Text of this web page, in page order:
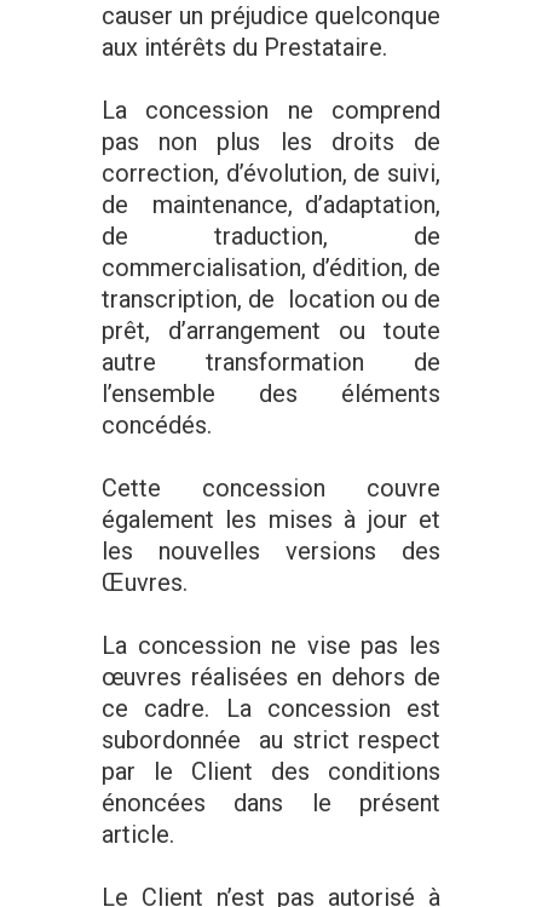
causer un préjudice quelconque
aux intérêts du Prestataire.
La concession ne comprend
pas non plus les droits de
correction, d’évolution, de suivi,
de maintenance, d’adaptation,
de traduction, de
commercialisation, d’édition, de
transcription, de location ou de
prêt, d’arrangement ou toute
autre transformation de
l’ensemble des éléments
concédés.
Cette concession couvre
également les mises à jour et
les nouvelles versions des
Œuvres.
La concession ne vise pas les
œuvres réalisées en dehors de
ce cadre. La concession est
subordonnée au strict respect
par le Client des conditions
énoncées dans le présent
article.
Le Client n’est pas autorisé à